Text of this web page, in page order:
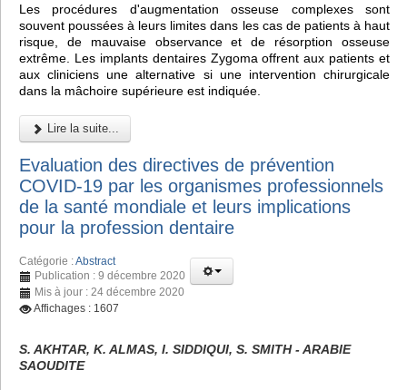
Les procédures d'augmentation osseuse complexes sont
souvent poussées à leurs limites dans les cas de patients à haut
risque, de mauvaise observance et de résorption osseuse
extrême. Les implants dentaires Zygoma offrent aux patients et
aux cliniciens une alternative si une intervention chirurgicale
dans la mâchoire supérieure est indiquée.
Lire la suite...
Evaluation des directives de prévention
COVID-19 par les organismes professionnels
de la santé mondiale et leurs implications
pour la profession dentaire
Catégorie :Abstract
Publication : 9 décembre 2020
Mis à jour : 24 décembre 2020
Affichages : 1607
S. AKHTAR, K. ALMAS, I. SIDDIQUI, S. SMITH - ARABIE
SAOUDITE